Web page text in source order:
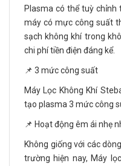
Plasma có thể tuỳ chỉnh
máy có mực công suất
sạch không khí trong
chi phí tiền điện đáng kể.
📌 3 mức công suất
Máy Lọc Không Khí
tạo plasma 3 mức công
📌 Hoạt động êm ái nhẹ
Không giống với các
trường hiện nay, Máy